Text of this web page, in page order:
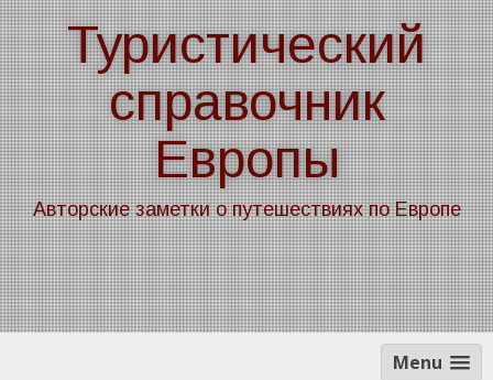
Skip
to
content
Туристический
справочник
Европы
Авторские заметки о путешествиях по Европе
Menu